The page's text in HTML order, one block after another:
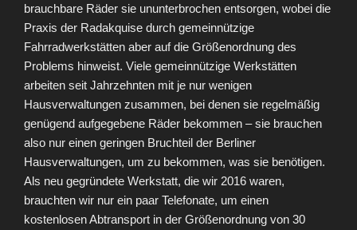
brauchbare Räder sie ununterbrochen entsorgen, wobei die
Praxis der Radakquise durch gemeinnützige
Fahrradwerkstätten aber auf die Größenordnung des
Problems hinweist. Viele gemeinnützige Werkstätten
arbeiten seit Jahrzehnten mit je nur wenigen
Hausverwaltungen zusammen, bei denen sie regelmäßig
genügend aufgegebene Räder bekommen – sie brauchen
also nur einen geringen Bruchteil der Berliner
Hausverwaltungen, um zu bekommen, was sie benötigen.
Als neu gegründete Werkstatt, die wir 2016 waren,
brauchten wir nur ein paar Telefonate, um einen
kostenlosen Abtransport in der Größenordnung von 30